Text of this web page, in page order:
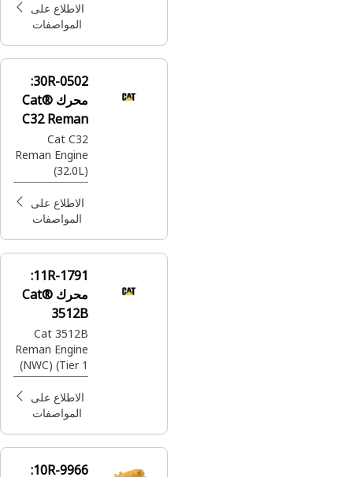
الاطلاع على
المواصفات
30R-0502:
محرك Cat®
C32 Reman
Cat C32
Reman Engine
(32.0L)
(LESSER
REGULATED
COUNTRIES)
الاطلاع على
المواصفات
11R-1791:
محرك Cat®
3512B
Reman جديد
مع قلب
(NWC)
Cat 3512B
Reman Engine
(NWC) (Tier 1
Emissions)
(LRC)
الاطلاع على
المواصفات
10R-9966: